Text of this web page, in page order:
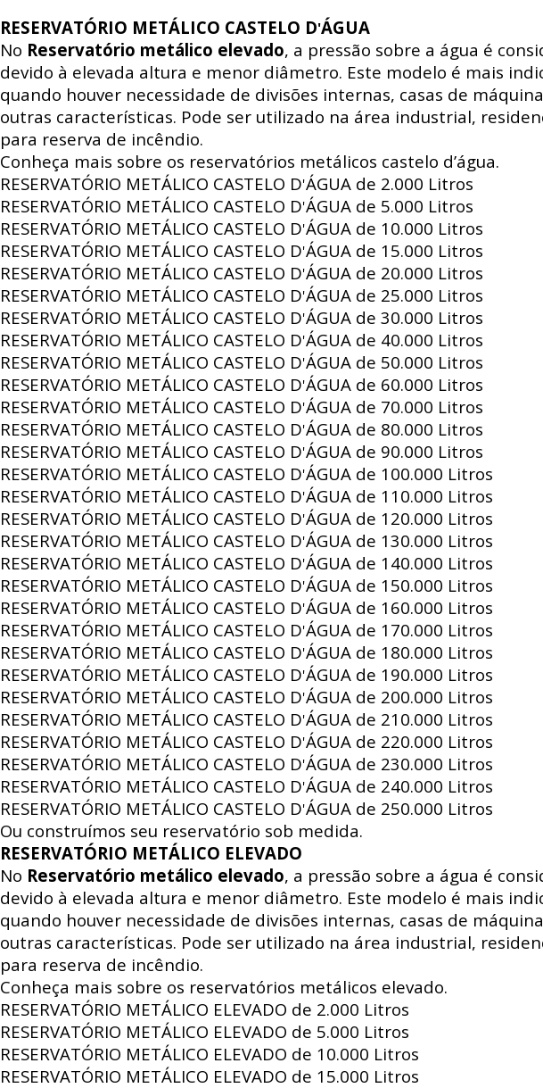
RESERVATÓRIO METÁLICO CASTELO D'ÁGUA
No Reservatório metálico elevado, a pressão sobre a água é
devido à elevada altura e menor diâmetro. Este modelo é mais
quando houver necessidade de divisões internas, casas de
outras características. Pode ser utilizado na área industrial,
para reserva de incêndio.
Conheça mais sobre os reservatórios metálicos castelo d’água.
RESERVATÓRIO METÁLICO CASTELO D'ÁGUA de 2.000 Litros
RESERVATÓRIO METÁLICO CASTELO D'ÁGUA de 5.000 Litros
RESERVATÓRIO METÁLICO CASTELO D'ÁGUA de 10.000 Litros
RESERVATÓRIO METÁLICO CASTELO D'ÁGUA de 15.000 Litros
RESERVATÓRIO METÁLICO CASTELO D'ÁGUA de 20.000 Litros
RESERVATÓRIO METÁLICO CASTELO D'ÁGUA de 25.000 Litros
RESERVATÓRIO METÁLICO CASTELO D'ÁGUA de 30.000 Litros
RESERVATÓRIO METÁLICO CASTELO D'ÁGUA de 40.000 Litros
RESERVATÓRIO METÁLICO CASTELO D'ÁGUA de 50.000 Litros
RESERVATÓRIO METÁLICO CASTELO D'ÁGUA de 60.000 Litros
RESERVATÓRIO METÁLICO CASTELO D'ÁGUA de 70.000 Litros
RESERVATÓRIO METÁLICO CASTELO D'ÁGUA de 80.000 Litros
RESERVATÓRIO METÁLICO CASTELO D'ÁGUA de 90.000 Litros
RESERVATÓRIO METÁLICO CASTELO D'ÁGUA de 100.000 Litros
RESERVATÓRIO METÁLICO CASTELO D'ÁGUA de 110.000 Litros
RESERVATÓRIO METÁLICO CASTELO D'ÁGUA de 120.000 Litros
RESERVATÓRIO METÁLICO CASTELO D'ÁGUA de 130.000 Litros
RESERVATÓRIO METÁLICO CASTELO D'ÁGUA de 140.000 Litros
RESERVATÓRIO METÁLICO CASTELO D'ÁGUA de 150.000 Litros
RESERVATÓRIO METÁLICO CASTELO D'ÁGUA de 160.000 Litros
RESERVATÓRIO METÁLICO CASTELO D'ÁGUA de 170.000 Litros
RESERVATÓRIO METÁLICO CASTELO D'ÁGUA de 180.000 Litros
RESERVATÓRIO METÁLICO CASTELO D'ÁGUA de 190.000 Litros
RESERVATÓRIO METÁLICO CASTELO D'ÁGUA de 200.000 Litros
RESERVATÓRIO METÁLICO CASTELO D'ÁGUA de 210.000 Litros
RESERVATÓRIO METÁLICO CASTELO D'ÁGUA de 220.000 Litros
RESERVATÓRIO METÁLICO CASTELO D'ÁGUA de 230.000 Litros
RESERVATÓRIO METÁLICO CASTELO D'ÁGUA de 240.000 Litros
RESERVATÓRIO METÁLICO CASTELO D'ÁGUA de 250.000 Litros
Ou construímos seu reservatório sob medida.
RESERVATÓRIO METÁLICO ELEVADO
No Reservatório metálico elevado, a pressão sobre a água é
devido à elevada altura e menor diâmetro. Este modelo é mais
quando houver necessidade de divisões internas, casas de
outras características. Pode ser utilizado na área industrial,
para reserva de incêndio.
Conheça mais sobre os reservatórios metálicos elevado.
RESERVATÓRIO METÁLICO ELEVADO de 2.000 Litros
RESERVATÓRIO METÁLICO ELEVADO de 5.000 Litros
RESERVATÓRIO METÁLICO ELEVADO de 10.000 Litros
RESERVATÓRIO METÁLICO ELEVADO de 15.000 Litros